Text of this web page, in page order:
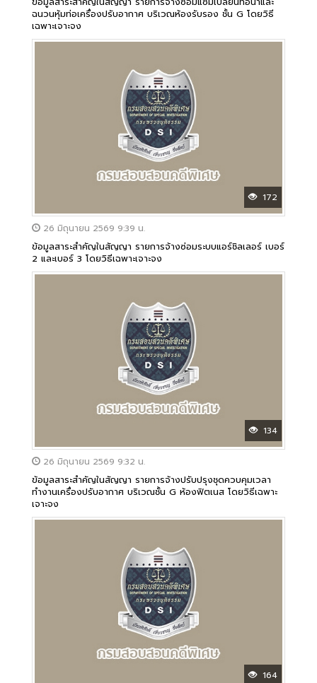
ฉนวนหุ้มท่อเครื่องปรับอากาศ บริเวณห้องรับรอง ชั้น G โดยวิธี
เฉพาะเจาะจง
172
26 มิถุนายน 2569 9:39 น.
ข้อมูลสาระสำคัญในสัญญา รายการจ้างซ่อมระบบแอร์ชิลเลอร์ เบอร์
2 และเบอร์ 3 โดยวิธีเฉพาะเจาะจง
134
26 มิถุนายน 2569 9:32 น.
ข้อมูลสาระสำคัญในสัญญา รายการจ้างปรับปรุงชุดควบคุมเวลา
ทำงานเครื่องปรับอากาศ บริเวณชั้น G ห้องฟิตเนส โดยวิธีเฉพาะ
เจาะจง
164